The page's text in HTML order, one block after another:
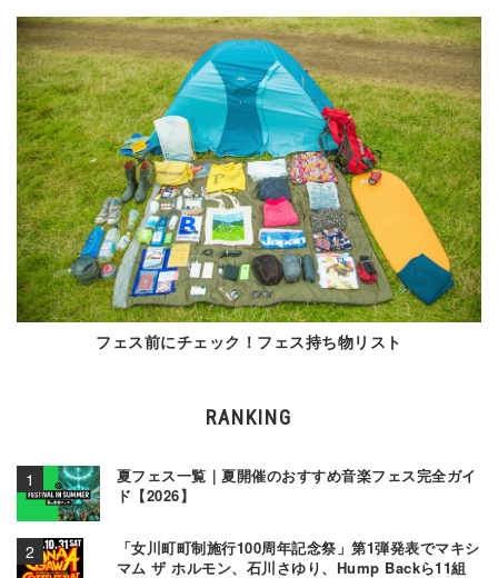
フェス前にチェック！フェス持ち物リスト
RANKING
夏フェス一覧｜夏開催のおすすめ音楽フェス完全ガイ
ド【2026】
「女川町町制施行100周年記念祭」第1弾発表でマキシ
マム ザ ホルモン、石川さゆり、Hump Backら11組